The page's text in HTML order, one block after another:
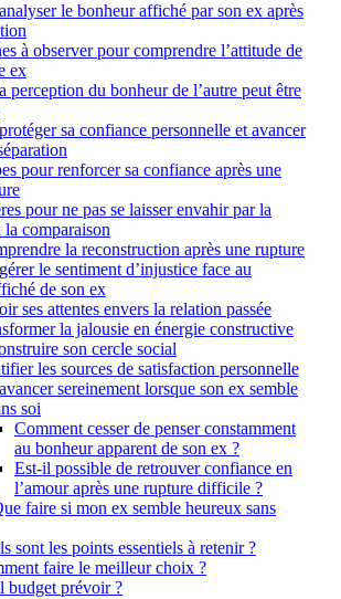
le bonheur affiché par son ex après
à observer pour comprendre l’attitude de
ex
perception du bonheur de l’autre peut être
sa confiance personnelle et avancer
pour renforcer sa confiance après une
pour ne pas se laisser envahir par la
comparaison
la reconstruction après une rupture
le sentiment d’injustice face au
de son ex
ses attentes envers la relation passée
la jalousie en énergie constructive
son cercle social
les sources de satisfaction personnelle
sereinement lorsque son ex semble
soi
Comment cesser de penser constamment
au bonheur apparent de son ex ?
Est-il possible de retrouver confiance en
l’amour après une rupture difficile ?
faire si mon ex semble heureux sans
sont les points essentiels à retenir ?
faire le meilleur choix ?
budget prévoir ?